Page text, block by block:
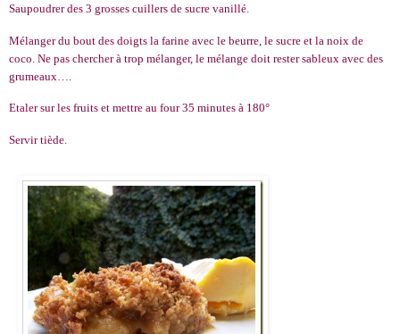
Saupoudrer des 3 grosses cuillers de sucre vanillé.
Mélanger du bout des doigts la farine avec le beurre, le sucre et la noix de
coco. Ne pas chercher à trop mélanger, le mélange doit rester sableux avec des
grumeaux….
Etaler sur les fruits et mettre au four 35 minutes à 180°
Servir tiède.